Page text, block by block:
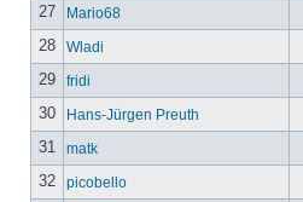
27 Mario68
28 Wladi
29 fridi
30 Hans-Jürgen Preuth
31 matk
32 picobello